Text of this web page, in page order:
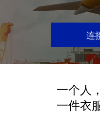
连
一个人
一件衣